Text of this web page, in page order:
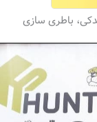
باطری سازی